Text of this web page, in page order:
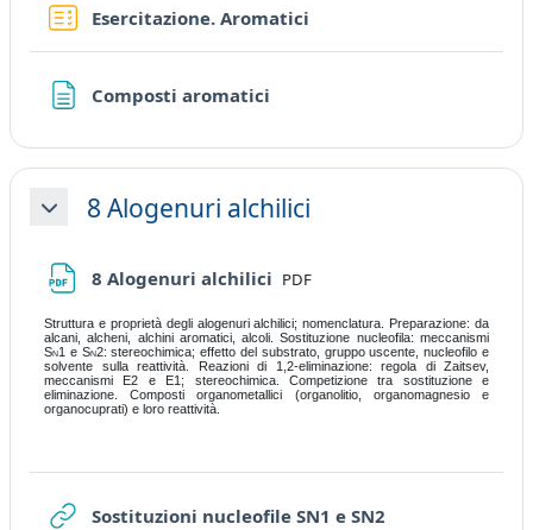
Esercitazione. Aromatici
Composti aromatici
Collapse8 Alogenuri alchilici
8 Alogenuri alchilici File
PDF
Struttura e proprietà degli alogenuri alchilici; nomenclatura. Preparazione: da
alcani, alcheni, alchini aromatici, alcoli. Sostituzione nucleofila: meccanismi
SN 1 e SN2: stereochimica; effetto del substrato, gruppo uscente, nucleofilo e
solvente sulla reattività. Reazioni di 1,2-eliminazione: regola di Zaitsev,
meccanismi E2 e E1; stereochimica. Competizione tra sostituzione e
eliminazione. Composti organometallici (organolitio, organomagnesio e
organocuprati) e loro reattività.
Sostituzioni nucleofile SN1 e SN2